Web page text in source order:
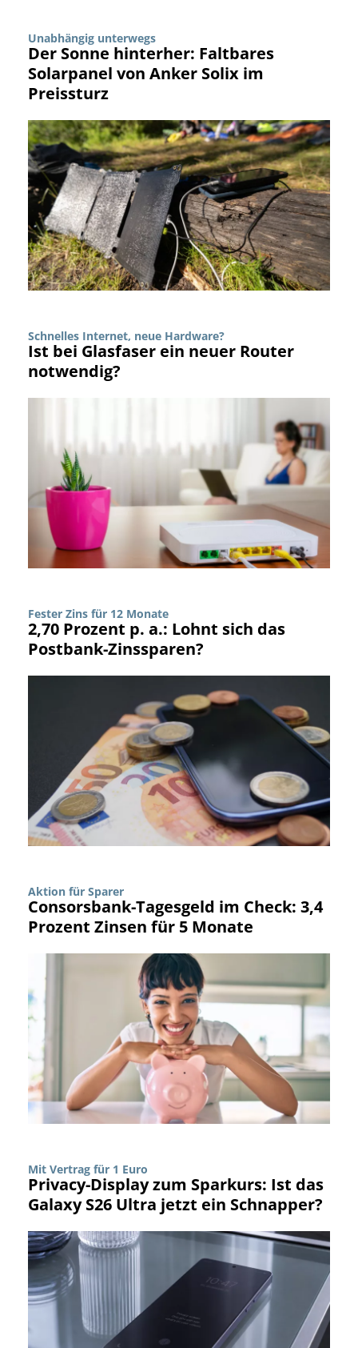
Unabhängig unterwegs
Der Sonne hinterher: Faltbares
Solarpanel von Anker Solix im
Preissturz
Schnelles Internet, neue Hardware?
Ist bei Glasfaser ein neuer Router
notwendig?
Fester Zins für 12 Monate
2,70 Prozent p. a.: Lohnt sich das
Postbank-Zinssparen?
Aktion für Sparer
Consorsbank-Tagesgeld im Check: 3,4
Prozent Zinsen für 5 Monate
Mit Vertrag für 1 Euro
Privacy-Display zum Sparkurs: Ist das
Galaxy S26 Ultra jetzt ein Schnapper?